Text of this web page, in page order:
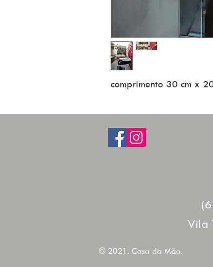
comprimento 30 cm x
Vila
© 2021. Casa da Mão.